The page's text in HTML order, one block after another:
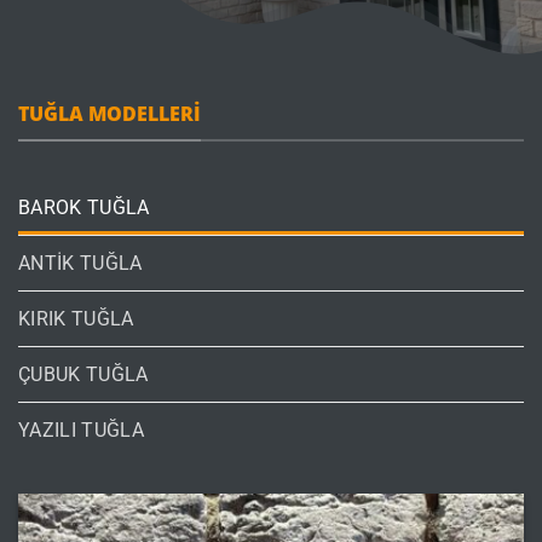
TUĞLA MODELLERİ
BAROK TUĞLA
ANTİK TUĞLA
KIRIK TUĞLA
ÇUBUK TUĞLA
YAZILI TUĞLA